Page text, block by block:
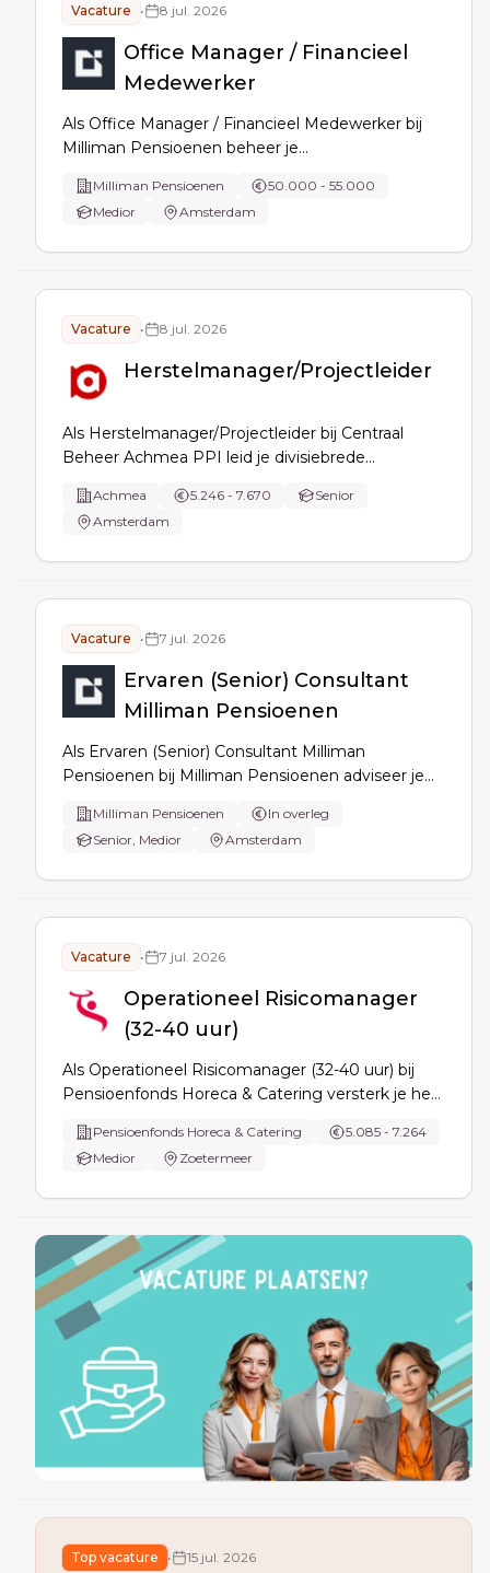
Vacature • 8 jul. 2026
Office Manager / Financieel
Medewerker
Als Office Manager / Financieel Medewerker bij
Milliman Pensioenen beheer je
rapportages en btw-aangiftes, HR/onboarding en
compliance, verbeter je processen en ondersteun
Milliman Pensioenen
50.000 - 55.000
Medior
Amsterdam
Vacature • 8 jul. 2026
Herstelmanager/Projectleider
Als Herstelmanager/Projectleider bij Centraal
Beheer Achmea PPI leid je divisiebrede
informatievoorziening en compliance; je borgt
scope, deliverables en budget, stuurt
Achmea 5.246 - 7.670
Senior
Amsterdam
Vacature • 7 jul. 2026
Ervaren (Senior) Consultant
Milliman Pensioenen
Als Ervaren (Senior) Consultant Milliman
Pensioenen bij Milliman Pensioenen adviseer je
naar het nieuwe pensioenstelsel, actuariële
werkzaamheden, strategische analyses en
businesskansen.
Milliman Pensioenen
In overleg
Senior, Medior
Amsterdam
Vacature • 7 jul. 2026
Operationeel Risicomanager
(32-40 uur)
Als Operationeel Risicomanager (32-40 uur) bij
Pensioenfonds Horeca & Catering versterk je het
RSA’s, control monitoring en incidentanalyses,
rapporteer je aan management en coördineer je
Pensioenfonds Horeca & Catering
5.085 - 7.264
Medior
Zoetermeer
Top vacature • 15 jul. 2026